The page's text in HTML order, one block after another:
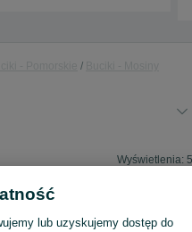
Wyświetlenia:
lub uzyskujemy dostęp do